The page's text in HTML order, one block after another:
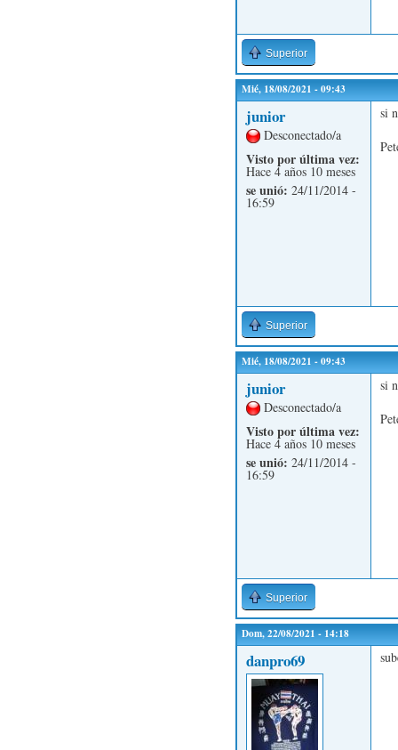
Superior
Mié, 18/08/2021 - 09:43
junior
Desconectado/a
Visto por última vez:
Hace 4 años 10 meses
se unió: 24/11/2014 -
16:59
si
Superior
Mié, 18/08/2021 - 09:43
junior
Desconectado/a
Visto por última vez:
Hace 4 años 10 meses
se unió: 24/11/2014 -
16:59
si
Superior
Dom, 22/08/2021 - 14:18
danpro69